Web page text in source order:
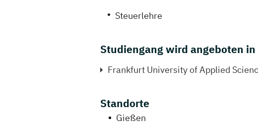
Steuerlehre
Studiengang wird angeboten
Frankfurt University of Applied
Standorte
Gießen